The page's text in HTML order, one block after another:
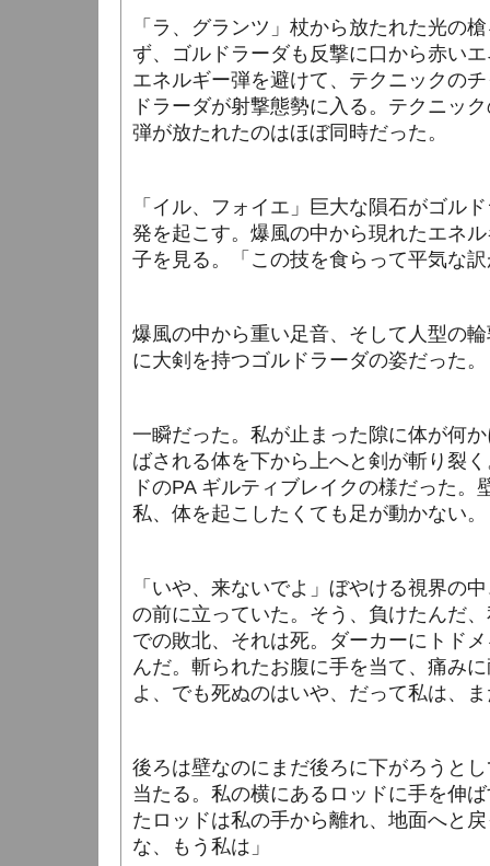
「ラ、グランツ」杖から放たれた光の
ず、ゴルドラーダも反撃に口から赤い
エネルギー弾を避けて、テクニックの
ドラーダが射撃態勢に入る。テクニッ
弾が放たれたのはほぼ同時だった。
「イル、フォイエ」巨大な隕石がゴル
発を起こす。爆風の中から現れたエネ
子を見る。「この技を食らって平気な
爆風の中から重い足音、そして人型の
に大剣を持つゴルドラーダの姿だった
一瞬だった。私が止まった隙に体が何
ばされる体を下から上へと剣が斬り裂
ドのPA ギルティブレイクの様だった。
私、体を起こしたくても足が動かない。
「いや、来ないでよ」ぼやける視界の
の前に立っていた。そう、負けたんだ
での敗北、それは死。ダーカーにトド
んだ。斬られたお腹に手を当て、痛み
よ、でも死ぬのはいや、だって私は、
後ろは壁なのにまだ後ろに下がろうと
当たる。私の横にあるロッドに手を伸
たロッドは私の手から離れ、地面へと
な、
もう私は」